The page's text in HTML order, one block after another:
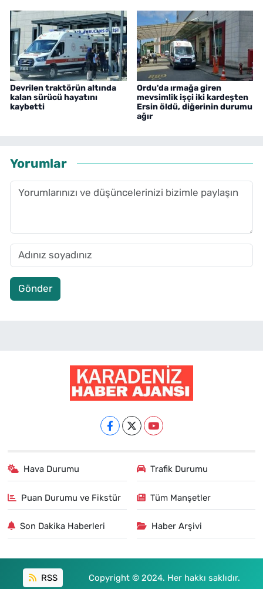
Devrilen traktörün altında
kalan sürücü hayatını
kaybetti
Ordu'da ırmağa giren
mevsimlik işçi iki kardeşten
Ersin öldü, diğerinin durumu
ağır
Yorumlar
Gönder
Hava Durumu Trafik Durumu
Puan Durumu ve Fikstür Tüm Manşetler
Son Dakika Haberleri Haber Arşivi
RSS Copyright © 2024. Her hakkı saklıdır.